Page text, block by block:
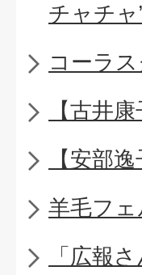
チャチャ
コーラ
【古井
【安部
羊毛フ
「広報